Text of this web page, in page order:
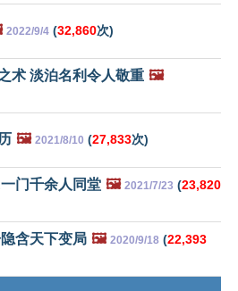
2022/9/4 (32,860次)
术 淡泊名利令人敬重 🖼️
🖼️ 2021/8/10 (27,833次)
门千余人同堂 🖼️ 2021/7/23 (23,820
含天下变局 🖼️ 2020/9/18 (22,393